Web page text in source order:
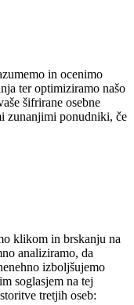
in ocenimo
ter optimiziramo našo
šifrirane osebne
zunanjimi ponudniki, če
klikom in brskanju na
analiziramo, da
izboljšujemo
soglasjem na tej
tretjih oseb: